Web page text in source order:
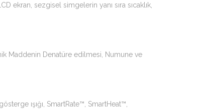
ekran, sezgisel simgelerin yanı sıra sıcaklık,
Maddenin Denatüre edilmesi, Numune ve
ışığı, SmartRate™, SmartHeat™,